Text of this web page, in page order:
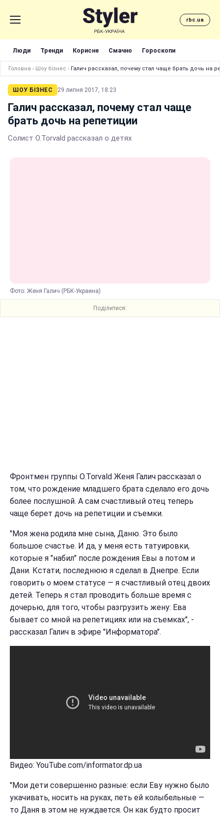
rbc.ua
Люди Тренди Корисне Смачно Гороскопи
Головна › Шоу бізнес › Галич рассказал, почему стал чаще брать дочь на
ШОУ БІЗНЕС 29 липня 2017, 18:23
Галич рассказал, почему стал чаще
брать дочь на репетиции
Солист O.Torvald рассказал о детях
Фото: Женя Галич (РБК-Украина)
Поділитися:
Фронтмен группы O.Torvald Женя Галич рассказал о
том, что рождение младшего брата сделало его дочь
более послушной. А сам счастливый отец теперь
чаще берет дочь на репетиции и съемки.
"Моя жена родила мне сына, Даню. Это было
большое счастье. И да, у меня есть татуировки,
которые я "набил" после рождения Евы а потом и
Дани. Кстати, последнюю я сделал в Днепре. Если
говорить о моем статусе — я счастливый отец двоих
детей. Теперь я стал проводить больше время с
дочерью, для того, чтобы разгрузить жену: Ева
бывает со мной на репетициях или на съемках", -
рассказал Галич в эфире "Информатора".
Видео: YouTube.com/informator.dp.ua
"Мои дети совершенно разные: если Еву нужно было
укачивать, носить на руках, петь ей колыбельные —
то Даня в этом не нуждается. Он как будто просит